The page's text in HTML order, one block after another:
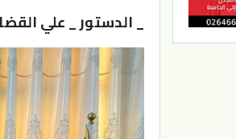
_ الدستور _ علي